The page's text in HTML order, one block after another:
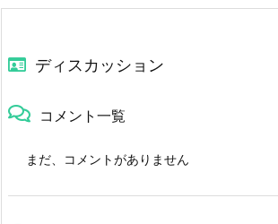
ディスカッション
コメント一覧
まだ、コメントがありません